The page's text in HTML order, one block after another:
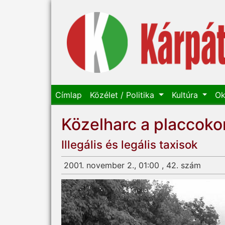
Címlap Közélet / Politika Kultúra
Közelharc a
Illegális és legális taxisok
2001. november 2., 01:00 , 42. szám